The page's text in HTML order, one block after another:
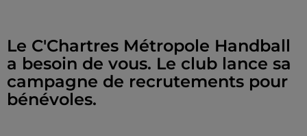
Le C'Chartres Métropole Handball
a besoin de vous. Le club lance sa
campagne de recrutements pour
bénévoles.